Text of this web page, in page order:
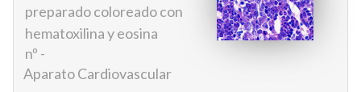
preparado coloreado con
hematoxilina y eosina
nº -
Aparato Cardiovascular